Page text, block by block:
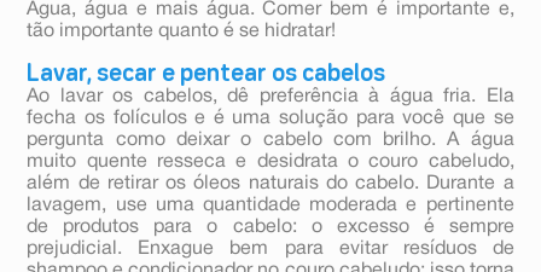
Agua, água e mais água. Comer bem é importante e,
tão importante quanto é se hidratar!
Lavar, secar e pentear os cabelos
Ao lavar os cabelos, dê preferência à água fria. Ela
fecha os folículos e é uma solução para você que se
pergunta como deixar o cabelo com brilho. A água
muito quente resseca e desidrata o couro cabeludo,
além de retirar os óleos naturais do cabelo. Durante a
lavagem, use uma quantidade moderada e pertinente
de produtos para o cabelo: o excesso é sempre
prejudicial. Enxague bem para evitar resíduos de